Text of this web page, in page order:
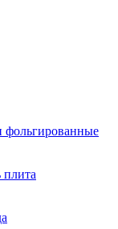
фольгированные
плита